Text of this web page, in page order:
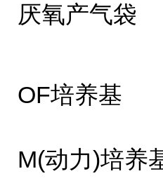
厌氧产气袋
OF培养基
M(动力)培养